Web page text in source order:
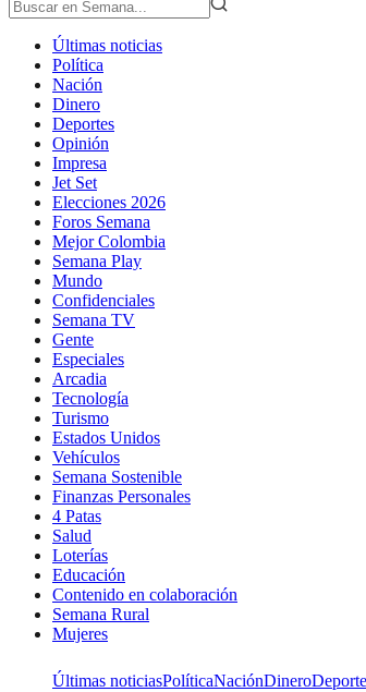
Últimas noticias
Política
Nación
Dinero
Deportes
Opinión
Impresa
Jet Set
Elecciones 2026
Foros Semana
Mejor Colombia
Semana Play
Mundo
Confidenciales
Semana TV
Gente
Especiales
Arcadia
Tecnología
Turismo
Estados Unidos
Vehículos
Semana Sostenible
Finanzas Personales
4 Patas
Salud
Loterías
Educación
Contenido en colaboración
Semana Rural
Mujeres
Últimas noticiasPolíticaNaciónDinero